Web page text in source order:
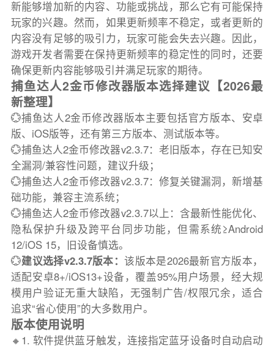
新能够增加新的内容、功能或挑战，那么它有可能保持
玩家的兴趣。然而，如果更新频率不稳定，或者更新的
内容没有足够的吸引力，玩家可能会失去兴趣。因此，
游戏开发者需要在保持更新频率的稳定性的同时，还要
确保更新内容能够吸引并满足玩家的期待。
捕鱼达人2金币修改器版本选择建议【2026最
新整理】
💮捕鱼达人2金币修改器版本主要包括官方版本、安卓
版、iOS版等，还有第三方版本、测试版本等。
💮捕鱼达人2金币修改器v2.3.7：老旧版本，存在已知安
全漏洞/兼容性问题，建议升级；
💮捕鱼达人2金币修改器v2.3.7：修复关键漏洞，新增基
础功能，兼容主流系统；
💮捕鱼达人2金币修改器v2.3.7以上：含最新性能优化、
隐私保护升级及跨平台同步功能，但需系统≥Android
12/iOS 15，旧设备慎选。
💮建议选择v2.3.7版本：该版本是2026最新官方版本，
适配安卓8+/iOS13+设备，覆盖95%用户场景，经大规
模用户验证无重大缺陷，无强制广告/权限冗余，适合
追求“省心使用”的大多数用户。
版本使用说明
🔸1. 软件提供蓝牙触发，连接指定蓝牙设备时自动启动